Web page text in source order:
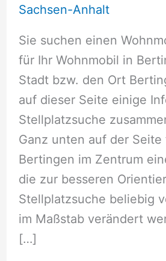
Sachsen-Anhalt
Sie suchen einen
für Ihr Wohnmobil in
Stadt bzw. den Ort
auf dieser Seite einige
Stellplatzsuche
Ganz unten auf der Seite
Bertingen im Zentrum
die zur besseren
Stellplatzsuche beliebig
im Maßstab verändert
[…]